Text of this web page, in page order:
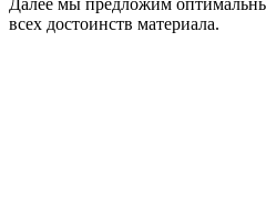
Далее мы предложим
всех достоинств материала.